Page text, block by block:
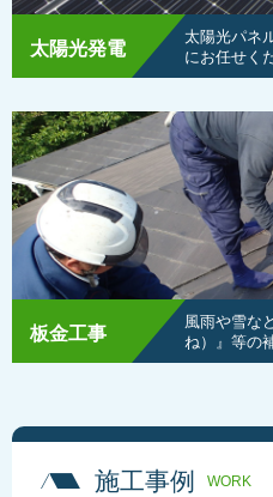
太陽光発電
太陽光パネ
にお任せく
板金工事
風雨や雪な
ね）』等の
施工事例 WORK